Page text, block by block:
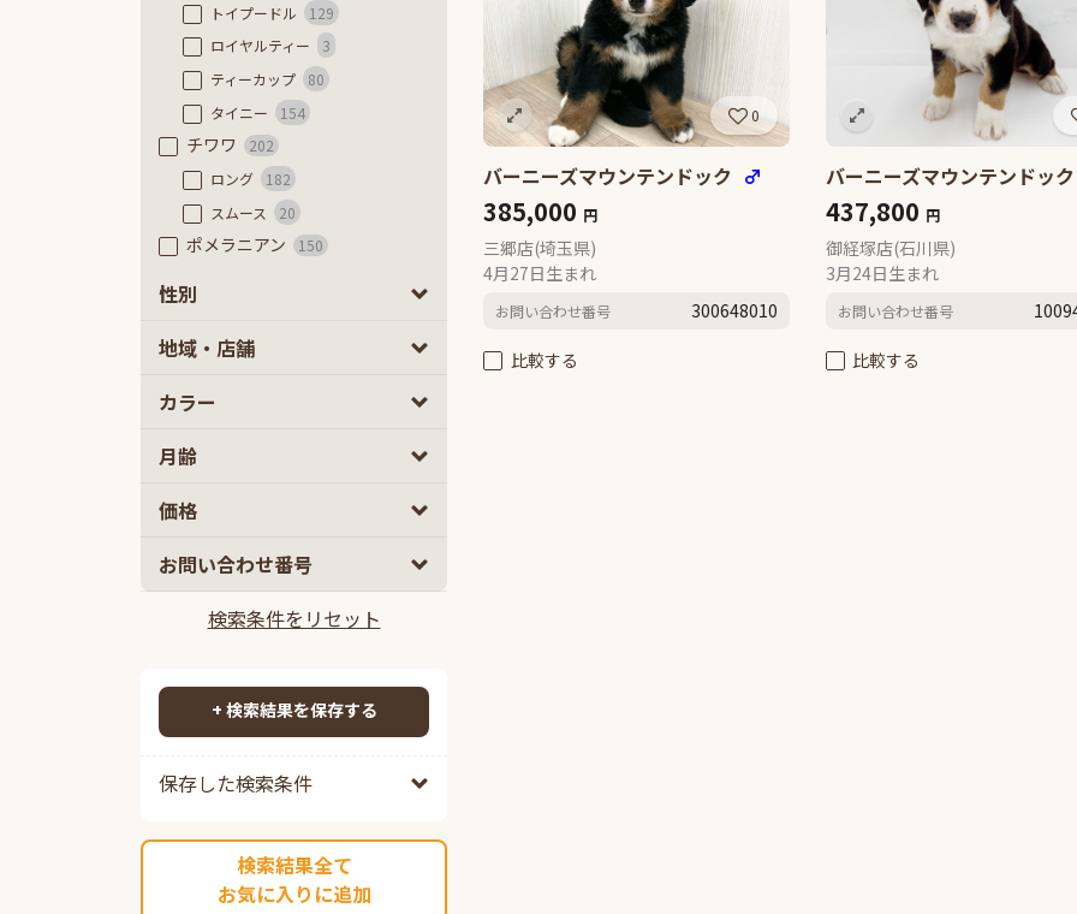
トイプードル
129
ロイヤルティー
3
ティーカップ
80
タイニー
154
チワワ
202
ロング
182
スムース
20
ポメラニアン 150
フレンチブルドッグ（フラッフ
豆柴
ミニチュアダックスフンド 53
ミックス 897
ポメチワ 86
チワックス 92
ペキプー 39
ポンスキーミックス
その他ミックス
218
性別
男の子 2
地域・店舗
カラー
月齢
2 5
2ヵ月 5ヵ月以上
価格
10 100
100万円以上
お問い合わせ番号
検索する
検索条件をリセット
+ 検索結果を保存する
保存した検索条件
検索結果全て
お気に入りに追加
0
バーニーズマウンテンドック ♂
385,000 円
三郷店(埼玉県)
4月27日生まれ
お問い合わせ番号 300648010
比較する
バーニーズマウンテンドッ
437,800 円
御経塚店(石川県)
3月24日生まれ
お問い合わせ番号
比較する